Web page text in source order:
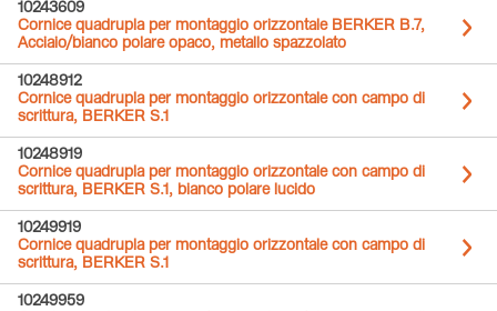
10243609
Cornice quadrupla per montaggio orizzontale BERKER B.7,
Acciaio/bianco polare opaco, metallo spazzolato
10248912
Cornice quadrupla per montaggio orizzontale con campo di
scrittura, BERKER S.1
10248919
Cornice quadrupla per montaggio orizzontale con campo di
scrittura, BERKER S.1, bianco polare lucido
10249919
Cornice quadrupla per montaggio orizzontale con campo di
scrittura, BERKER S.1
10249959